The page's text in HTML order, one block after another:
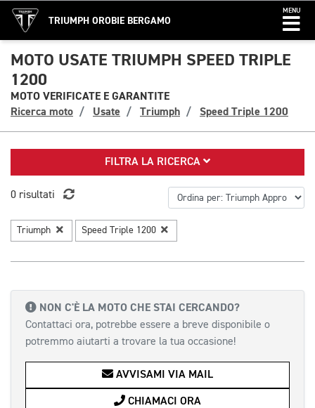
TRIUMPH OROBIE BERGAMO
MENU
MOTO USATE TRIUMPH SPEED TRIPLE
1200
MOTO VERIFICATE E GARANTITE
Ricerca moto
Usate Triumph Speed Triple 1200
FILTRA LA RICERCA
0 risultati
Triumph Speed Triple 1200
NON C'È LA MOTO CHE STAI CERCANDO?
Contattaci ora, potrebbe essere a breve disponibile o
potremmo aiutarti a trovare la tua occasione!
AVVISAMI VIA MAIL
CHIAMACI ORA